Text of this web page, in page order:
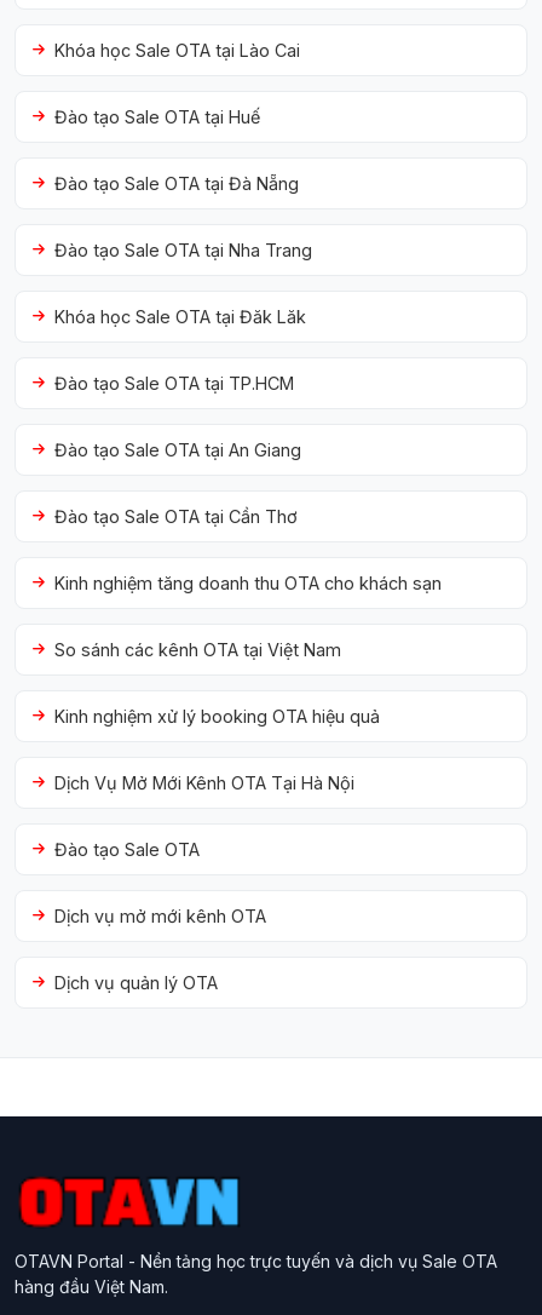
Khóa học Sale OTA tại Lào Cai
Đào tạo Sale OTA tại Huế
Đào tạo Sale OTA tại Đà Nẵng
Đào tạo Sale OTA tại Nha Trang
Khóa học Sale OTA tại Đăk Lăk
Đào tạo Sale OTA tại TP.HCM
Đào tạo Sale OTA tại An Giang
Đào tạo Sale OTA tại Cần Thơ
Kinh nghiệm tăng doanh thu OTA cho khách sạn
So sánh các kênh OTA tại Việt Nam
Kinh nghiệm xử lý booking OTA hiệu quả
Dịch Vụ Mở Mới Kênh OTA Tại Hà Nội
Đào tạo Sale OTA
Dịch vụ mở mới kênh OTA
Dịch vụ quản lý OTA
OTAVN Portal - Nền tảng học trực tuyến và dịch vụ Sale OTA
hàng đầu Việt Nam.